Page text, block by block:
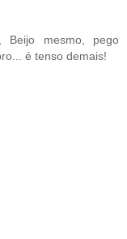
Beijo mesmo, pego
é tenso demais!